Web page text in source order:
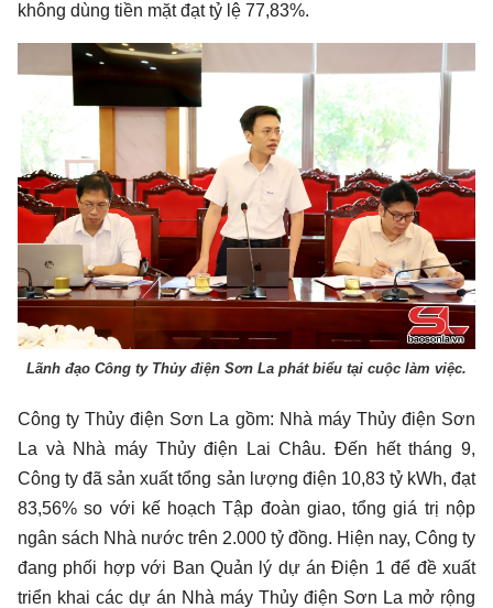
không dùng tiền mặt đạt tỷ lệ 77,83%.
Lãnh đạo Công ty Thủy điện Sơn La phát biểu tại cuộc làm việc.
Công ty Thủy điện Sơn La gồm: Nhà máy Thủy điện Sơn
La và Nhà máy Thủy điện Lai Châu. Đến hết tháng 9,
Công ty đã sản xuất tổng sản lượng điện 10,83 tỷ kWh, đạt
83,56% so với kế hoạch Tập đoàn giao, tổng giá trị nộp
ngân sách Nhà nước trên 2.000 tỷ đồng. Hiện nay, Công ty
đang phối hợp với Ban Quản lý dự án Điện 1 để đề xuất
triển khai các dự án Nhà máy Thủy điện Sơn La mở rộng